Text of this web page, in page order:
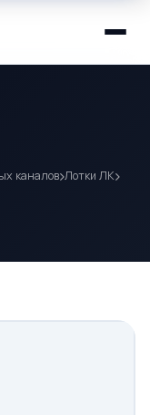
каналов Лотки ЛК